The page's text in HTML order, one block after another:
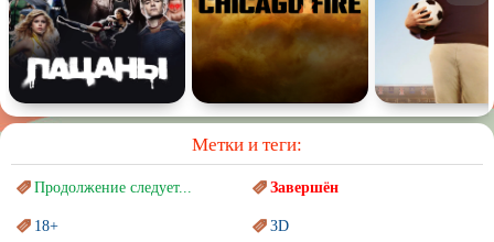
Метки и теги:
Продолжение следует... Завершён
18+ 3D